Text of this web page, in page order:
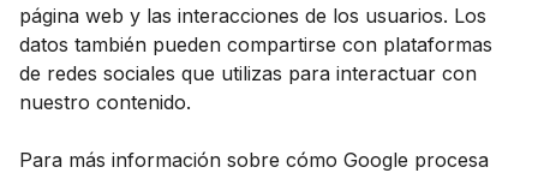
página web y las interacciones de los usuarios. Los
datos también pueden compartirse con plataformas
de redes sociales que utilizas para interactuar con
nuestro contenido.
Para más información sobre cómo Google procesa